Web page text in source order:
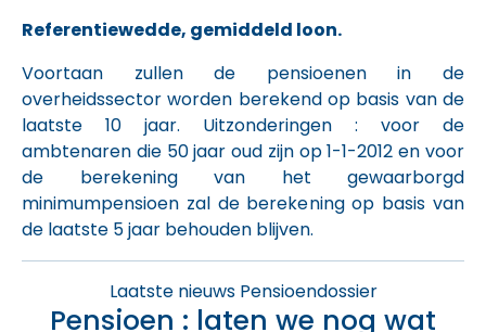
Referentiewedde, gemiddeld loon.
Voortaan zullen de pensioenen in de
overheidssector worden berekend op basis van de
laatste 10 jaar. Uitzonderingen : voor de
ambtenaren die 50 jaar oud zijn op 1-1-2012 en voor
de berekening van het gewaarborgd
minimumpensioen zal de berekening op basis van
de laatste 5 jaar behouden blijven.
Categories
Laatste nieuws Pensioendossier
Pensioen : laten we nog wat